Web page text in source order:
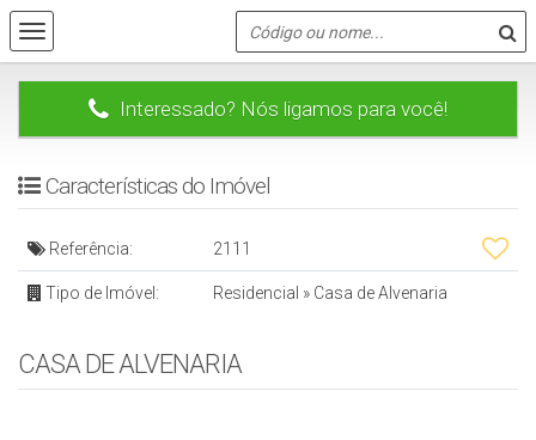
Interessado? Nós ligamos para você!
Características do Imóvel
Referência: 2111
Tipo de Imóvel: Residencial » Casa de Alvenaria
CASA DE ALVENARIA